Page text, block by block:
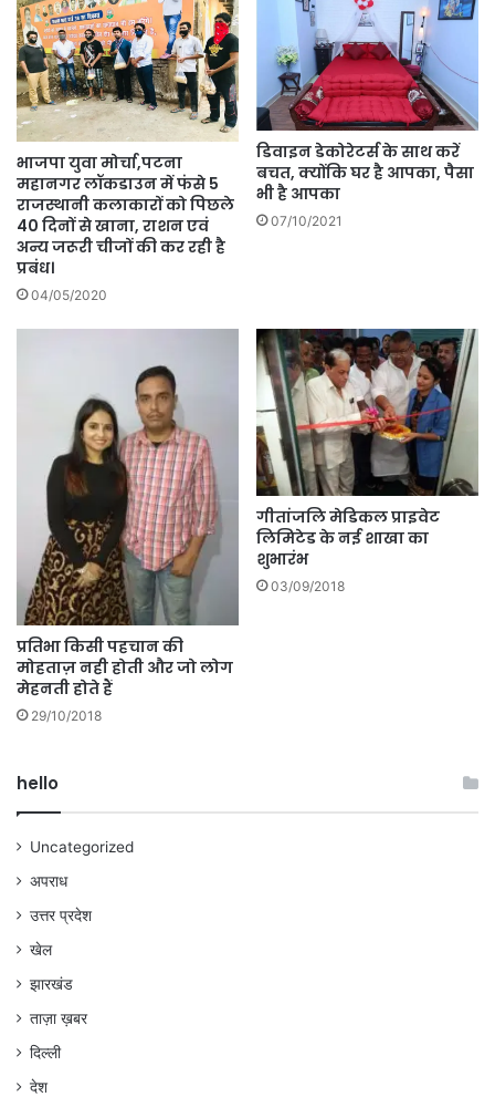
भाजपा युवा मोर्चा,पटना
महानगर लॉकडाउन में फंसे 5
राजस्थानी कलाकारों को पिछले
40 दिनों से खाना, राशन एवं
अन्य जरूरी चीजों की कर रही है
प्रबंध।
04/05/2020
डिवाइन डेकोरेटर्स के साथ करें
बचत, क्योंकि घर है आपका, पैसा
भी है आपका
07/10/2021
प्रतिभा किसी पहचान की
मोहताज़ नही होती और जो लोग
मेहनती होते हैं
29/10/2018
गीतांजलि मेडिकल प्राइवेट
लिमिटेड के नई शाखा का
शुभारंभ
03/09/2018
hello
Uncategorized
अपराध
उत्तर प्रदेश
खेल
झारखंड
ताज़ा ख़बर
दिल्ली
देश